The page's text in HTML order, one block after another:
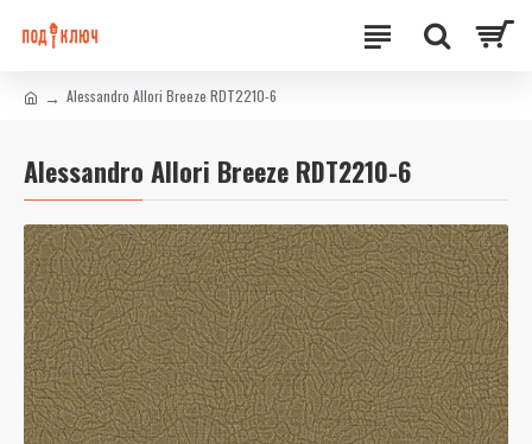
Alessandro Allori Breeze RDT2210-6
Alessandro Allori Breeze RDT2210-6